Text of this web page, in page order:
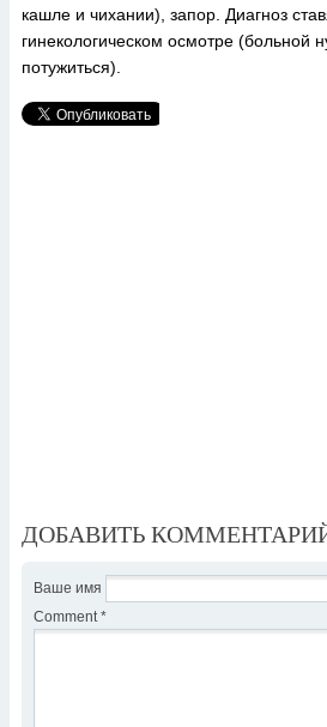
кашле и чихании), запор. Диагноз
гинекологическом осмотре (больной
потужиться).
ДОБАВИТЬ
Ваше имя
Comment *